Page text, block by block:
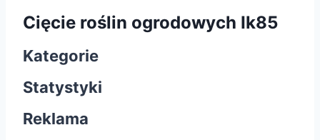
Cięcie roślin ogrodowych Ik85
Kategorie
Statystyki
Reklama